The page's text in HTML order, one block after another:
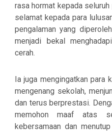
rasa hormat kepada
selamat kepada para
pengalaman yang
menjadi bekal
cerah.
Ia juga mengingatkan para
mengenang sekolah,
dan terus berprestasi.
memohon maaf atas
kebersamaan dan